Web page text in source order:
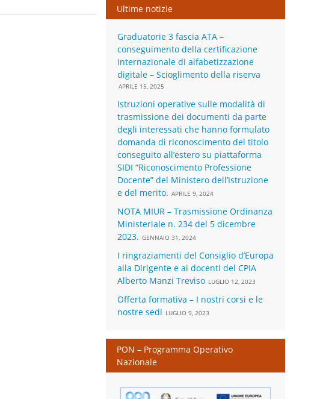
Ultime notizie
Graduatorie 3 fascia ATA –
conseguimento della certificazione
internazionale di alfabetizzazione
digitale – Scioglimento della riserva
APRILE 15, 2025
Istruzioni operative sulle modalità di
trasmissione dei documenti da parte
degli interessati che hanno formulato
domanda di riconoscimento del titolo
conseguito all’estero su piattaforma
SIDI “Riconoscimento Professione
Docente” del Ministero dell’Istruzione
e del merito. APRILE 9, 2024
NOTA MIUR – Trasmissione Ordinanza
Ministeriale n. 234 del 5 dicembre
2023. GENNAIO 31, 2024
I ringraziamenti del Consiglio d’Europa
alla Dirigente e ai docenti del CPIA
Alberto Manzi Treviso LUGLIO 12, 2023
Offerta formativa – I nostri corsi e le
nostre sedi LUGLIO 9, 2023
PON – Programma Operativo
Nazionale